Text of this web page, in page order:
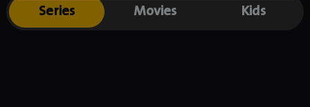
Series Movies Kids